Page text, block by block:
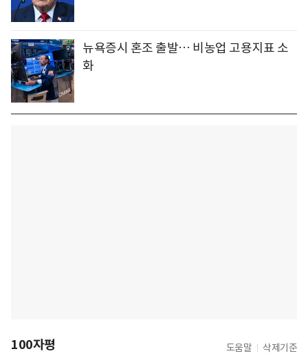
뉴욕증시 혼조 출발… 비농업 고용지표 소
화
100자평 도움말 삭제기준